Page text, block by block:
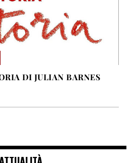
DI JULIAN BARNES